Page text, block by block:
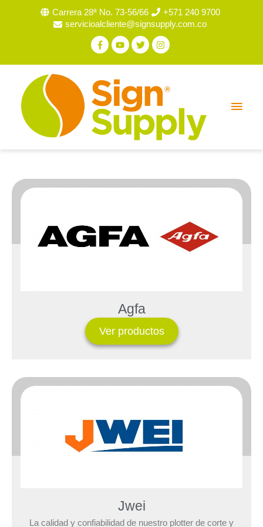
Carrera 28ª No. 73-56/66
+571 240 9700
servicioalcliente@signsupply.com.co
Agfa
Ver productos
Jwei
La calidad y confiabilidad de nuestro plotter de corte y